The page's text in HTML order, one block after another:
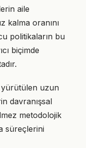
aile
kalma oranını
politikaların bu
biçimde
yürütülen uzun
davranışsal
metodolojik
süreçlerini